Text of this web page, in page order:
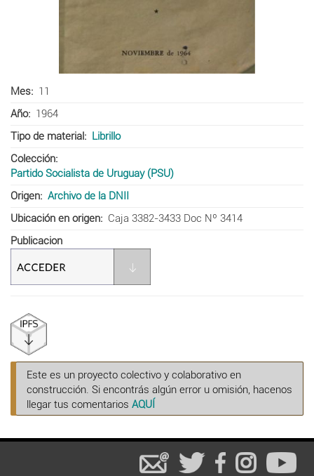
Mes
11
Año
1964
Tipo de material
Librillo
Colección
Partido Socialista de Uruguay (PSU)
Origen
Archivo de la DNII
Ubicación en origen
Caja 3382-3433 Doc Nº 3414
Publicacion
Este es un proyecto colectivo y colaborativo en
construcción. Si encontrás algún error u omisión, hacenos
llegar tus comentarios AQUÍ